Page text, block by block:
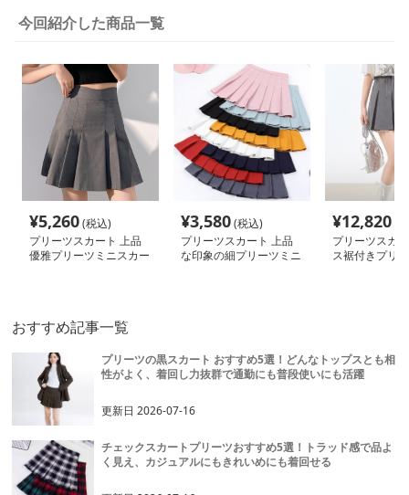
今回紹介した商品一覧
¥5,260(税込)
プリーツスカート 上品
優雅プリーツミニスカー
¥3,580(税込)
プリーツスカート 上品
な印象の細プリーツミニ
¥12,820
プリーツスカ
ス裾付きプリ
おすすめ記事一覧
プリーツの黒スカート おすすめ5選！どんなトップスとも相
性がよく、着回し力抜群で通勤にも普段使いにも活躍
更新日2026-07-16
チェックスカートプリーツおすすめ5選！トラッド感で品よ
く見え、カジュアルにもきれいめにも着回せる